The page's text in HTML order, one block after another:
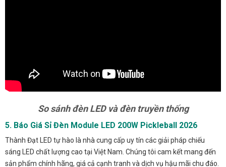
So sánh đèn LED và đèn truyền thống
5. Báo Giá Sỉ Đèn Module LED 200W Pickleball 2026
Thành Đạt LED tự hào là nhà cung cấp uy tín các giải pháp chiếu
sáng LED chất lượng cao tại Việt Nam. Chúng tôi cam kết mang đến
sản phẩm chính hãng, giá cả cạnh tranh và dịch vụ hậu mãi chu đáo.